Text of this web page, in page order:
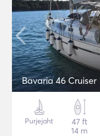
Bavaria 46 Cruiser
Purjejaht
47 ft
14 m